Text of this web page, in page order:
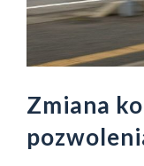
Zmiana